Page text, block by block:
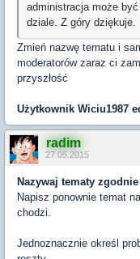
administracja może
dziale. Z góry dziękuje.
Zmień nazwę tematu i
moderatorów zaraz ci
przyszłość
Użytkownik Wiciu1987
radim
27.05.2015
Nazywaj tematy
Napisz ponownie temat
chodzi.
Jednoznacznie określ